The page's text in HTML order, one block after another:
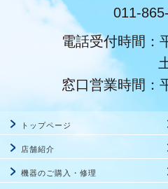
011-
電話受付時間：
窓口営業時間：
トップページ
店舗紹介
機器のご購入・修理